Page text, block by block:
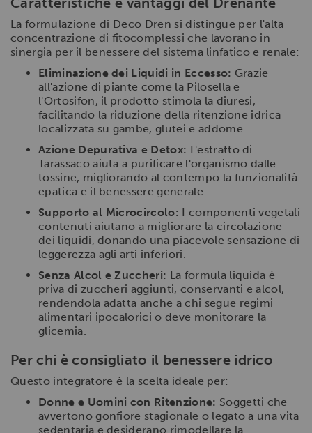
La formulazione di Deco Dren si distingue per l'alta
concentrazione di fitocomplessi che lavorano in
sinergia per il benessere del sistema linfatico e renale:
Eliminazione dei Liquidi in Eccesso: Grazie
all'azione di piante come la Pilosella e
l'Ortosifon, il prodotto stimola la diuresi,
facilitando la riduzione della ritenzione idrica
localizzata su gambe, glutei e addome.
Azione Depurativa e Detox: L'estratto di
Tarassaco aiuta a purificare l'organismo dalle
tossine, migliorando al contempo la funzionalità
epatica e il benessere generale.
Supporto al Microcircolo: I componenti vegetali
contenuti aiutano a migliorare la circolazione
dei liquidi, donando una piacevole sensazione di
leggerezza agli arti inferiori.
Senza Alcol e Zuccheri: La formula liquida è
priva di zuccheri aggiunti, conservanti e alcol,
rendendola adatta anche a chi segue regimi
alimentari ipocalorici o deve monitorare la
glicemia.
Per chi è consigliato il benessere idrico
Questo integratore è la scelta ideale per:
Donne e Uomini con Ritenzione: Soggetti che
avvertono gonfiore stagionale o legato a una vita
sedentaria e desiderano rimodellare la